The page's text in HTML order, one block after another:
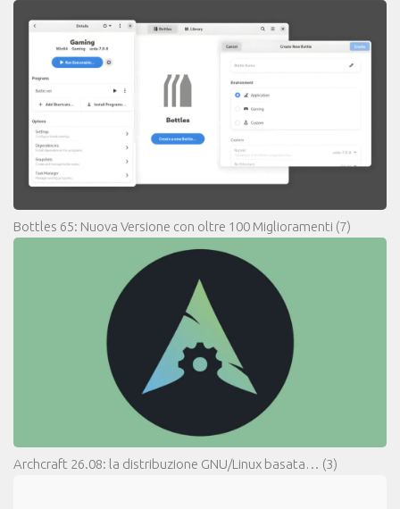
Bottles 65: Nuova Versione con oltre 100 Miglioramenti (7)
Archcraft 26.08: la distribuzione GNU/Linux basata… (3)